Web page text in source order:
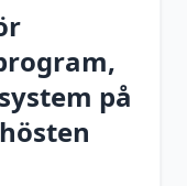
på
hösten